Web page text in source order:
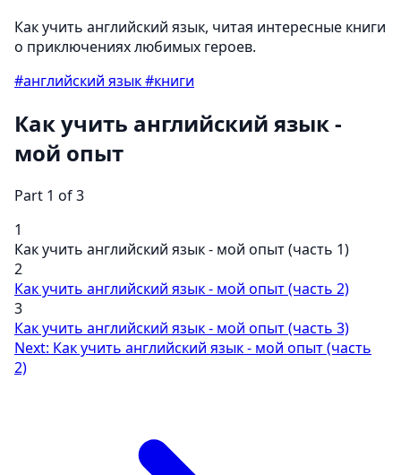
Как учить английский язык, читая интересные книги
о приключениях любимых героев.
#английский язык#книги
Как учить английский язык -
мой опыт
Part 1 of 3
1
Как учить английский язык - мой опыт (часть 1)
2
Как учить английский язык - мой опыт (часть 2)
3
Как учить английский язык - мой опыт (часть 3)
Next: Как учить английский язык - мой опыт (часть
2)